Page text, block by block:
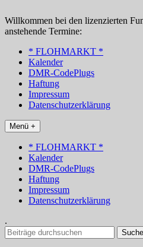
Inhalt
springen
Willkommen bei den lizenzierten
anstehende Termine:
* FLOHMARKT *
Kalender
DMR-CodePlugs
Haftung
Impressum
Datenschutzerklärung
Menü +
* FLOHMARKT *
Kalender
DMR-CodePlugs
Haftung
Impressum
Datenschutzerklärung
.
Suchen
nach: